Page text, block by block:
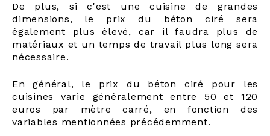
De plus, si c'est une cuisine de grandes
dimensions, le prix du béton ciré sera
également plus élevé, car il faudra plus de
matériaux et un temps de travail plus long sera
nécessaire.
En général, le prix du béton ciré pour les
cuisines varie généralement entre 50 et 120
euros par mètre carré, en fonction des
variables mentionnées précédemment.